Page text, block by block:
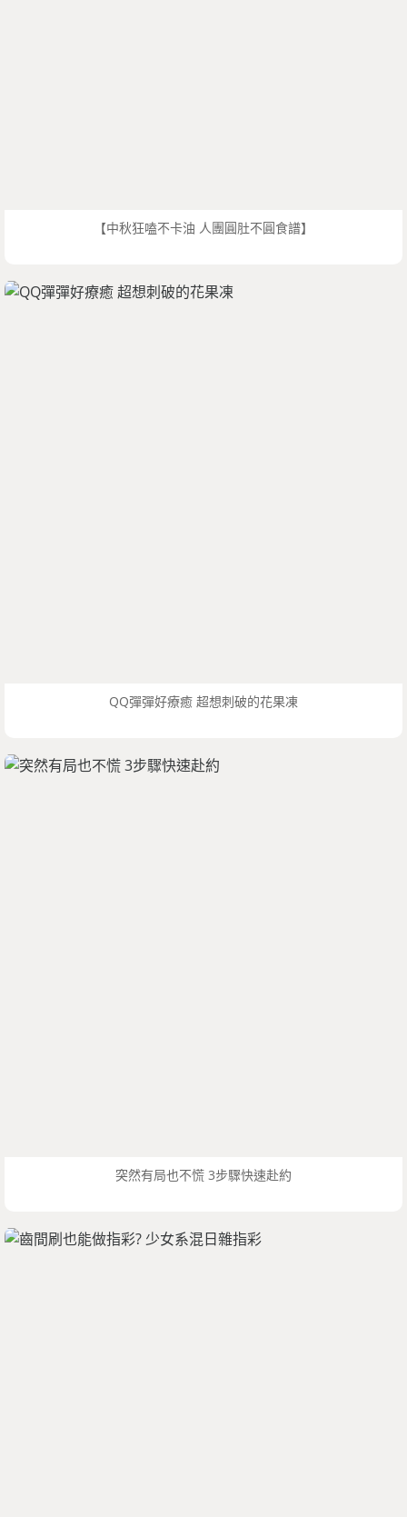
【中秋狂嗑不卡油 人團圓肚不圓食譜】
QQ彈彈好療癒 超想刺破的花果凍
突然有局也不慌 3步驟快速赴約